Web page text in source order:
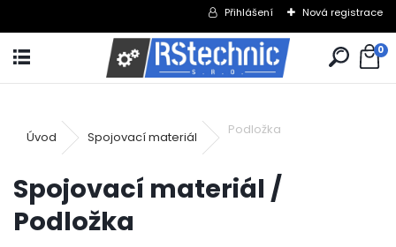
Přihlášení Nová registrace
0
Úvod Spojovací materiál
Podložka
Spojovací materiál /
Podložka